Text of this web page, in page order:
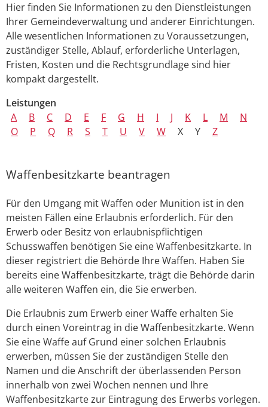
Hier finden Sie Informationen zu den Dienstleistungen
Ihrer Gemeindeverwaltung und anderer Einrichtungen.
Alle wesentlichen Informationen zu Voraussetzungen,
zuständiger Stelle, Ablauf, erforderliche Unterlagen,
Fristen, Kosten und die Rechtsgrundlage sind hier
kompakt dargestellt.
Leistungen
A
B C D E F G H I J K L M
N
O
P Q R S T U V W X Y Z
Waffenbesitzkarte beantragen
Für den Umgang mit Waffen oder Munition ist in den
meisten Fällen eine Erlaubnis erforderlich. Für den
Erwerb oder Besitz von erlaubnispflichtigen
Schusswaffen benötigen Sie eine Waffenbesitzkarte. In
dieser registriert die Behörde Ihre Waffen. Haben Sie
bereits eine Waffenbesitzkarte, trägt die Behörde darin
alle weiteren Waffen ein, die Sie erwerben.
Die Erlaubnis zum Erwerb einer Waffe erhalten Sie
durch einen Voreintrag in die Waffenbesitzkarte. Wenn
Sie eine Waffe auf Grund einer solchen Erlaubnis
erwerben, müssen Sie der zuständigen Stelle den
Namen und die Anschrift der überlassenden Person
innerhalb von zwei Wochen nennen und Ihre
Waffenbesitzkarte zur Eintragung des Erwerbs vorlegen.